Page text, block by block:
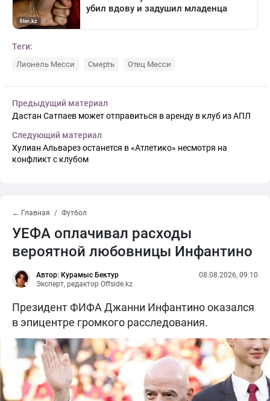
Теги:
Лионель Месси Смерть Отец Месси
Предыдущий материал
Дастан Сатпаев может отправиться в аренду в клуб из АПЛ
Следующий материал
Хулиан Альварез останется в «Атлетико» несмотря на
конфликт с клубом
← Главная Футбол
УЕФА оплачивал расходы
вероятной любовницы Инфантино
Автор: Курамыс Бектур
Эксперт, редактор Offside.kz
08.08.2026, 09:10
Президент ФИФА Джанни Инфантино оказался
в эпицентре громкого расследования.